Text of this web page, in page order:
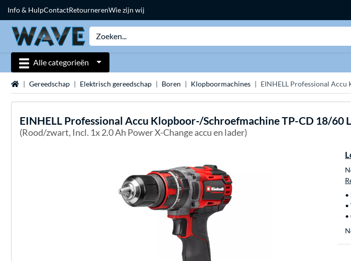
Info & HulpContactRetournerenWie zijn wij
Alle categorieën
HomeGereedschap Elektrisch gereedschap Boren Klopboormachines EINHELL Professional
EINHELL Professional Accu Klopboor-/Schroefmachine TP-CD 18/60
(Rood/zwart, Incl. 1x 2.0 Ah Power X-Change accu en lader)
•
•
•